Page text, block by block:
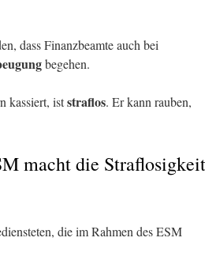
dass Finanzbeamte auch bei
begehen.
kassiert, iststraflos. Er kann rauben,
macht die Straflosigkeit
die im Rahmen des ESM